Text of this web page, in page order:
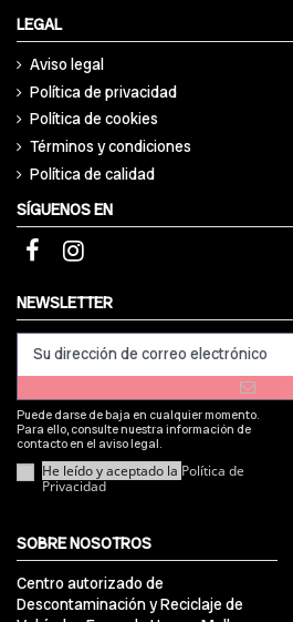
LEGAL
Aviso legal
Política de privacidad
Política de cookies
Términos y condiciones
Política de calidad
SÍGUENOS EN
NEWSLETTER
Puede darse de baja en cualquier momento.
Para ello, consulte nuestra información de
contacto en el aviso legal.
He leído y aceptado la Política de
Privacidad
SOBRE NOSOTROS
Centro autorizado de
Descontaminación y Reciclaje de